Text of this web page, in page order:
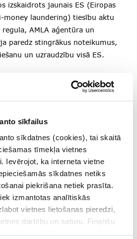
sīkfailus
sīkdatnes (cookies), tai skaitā
tīmekļa vietnes
Ievērojot, ka interneta vietne
sīkdatnes netiks
piekrišana netiek prasīta.
izmantotas analītiskās
vietnes lietošanas pieredzi,
darbību un saturu. Finanšu
politika pieejamašeit.
izskaidrots jaunais ES (Eiropas
money laundering) tiesību aktu
AMLA aģentūra un
paredz stingrākus noteikumus,
un uzraudzību visā ES.
advokātu un Finanšu nozares
Edgaru Pastaru
AML regulas ieguvumi un
un terminoloģijas
arī pozitīvie aspekti –
zema riska klientu
par finanšu noziegumu